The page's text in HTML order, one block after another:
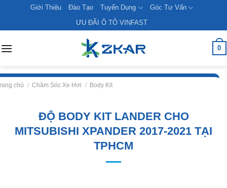
content
Giới Thiệu Đào Tạo Tuyển Dụng
Góc Tư Vấn
ƯU ĐÃI Ô TÔ VINFAST
0
chủ / Chăm Sóc Xe Hơi / Body Kit
ĐỘ BODY KIT LANDER CHO
MITSUBISHI XPANDER 2017-2021 TẠI
TPHCM